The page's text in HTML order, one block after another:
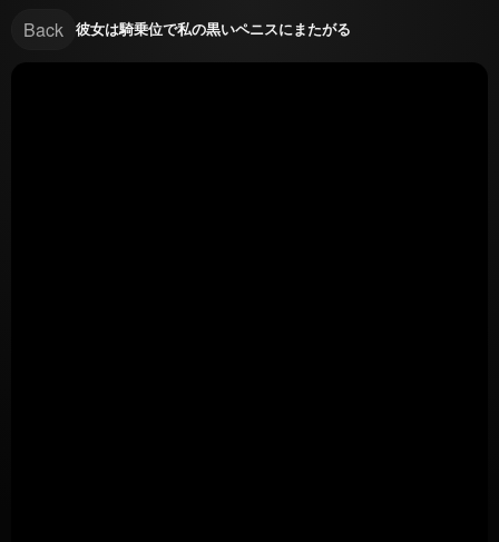
Back 彼女は騎乗位で私の黒いペニスにまたがる